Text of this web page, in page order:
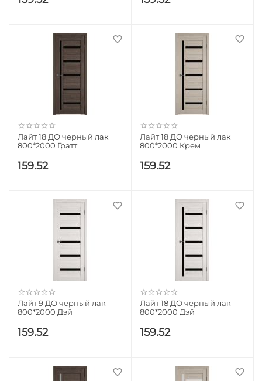
Лайт 18 ДО черный лак
800*2000 Гратт
159.52
Лайт 18 ДО черный лак
800*2000 Крем
159.52
Лайт 9 ДО черный лак
800*2000 Дэй
159.52
Лайт 18 ДО черный лак
800*2000 Дэй
159.52